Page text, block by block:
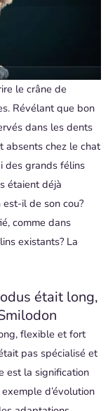
le crâne de
Révélant que bon
dans les dents
absents chez le chat
des grands félins
étaient déjà
il de son cou?
comme dans
existants? La
était long,
flexible et fort
pas spécialisé et
est la signification
d’évolution